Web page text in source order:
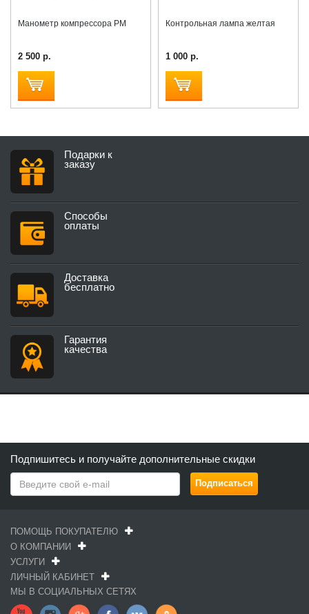
Манометр компрессора РМ
2 500 р.
Контрольная лампа желтая
1 000 р.
Подарки к
заказу
Способы
оплаты
Доставка
бесплатно
Гарантия
качества
Подпишитесь и получайте дополнительные скидки
ПОМОЩЬ ПОКУПАТЕЛЮ
О КОМПАНИИ
УСЛУГИ
ЛИЧНЫЙ КАБИНЕТ
МЫ В СОЦИАЛЬНЫХ СЕТЯХ